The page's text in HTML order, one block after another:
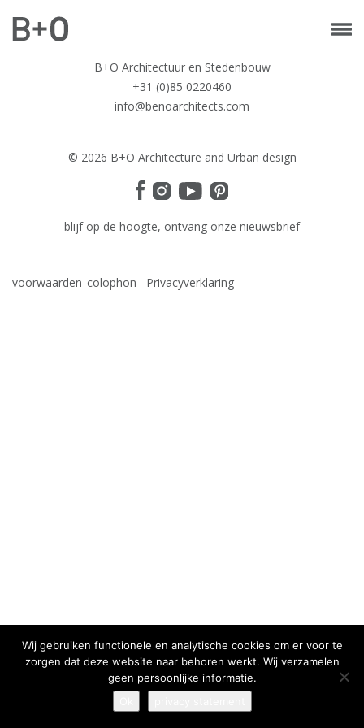
B+O Architectuur en Stedenbouw
+31 (0)85 0220460
info@benoarchitects.com
© 2026 B+O Architecture and Urban design
blijf op de hoogte, ontvang onze nieuwsbrief
voorwaarden colophon Privacyverklaring
Wij gebruiken functionele en analytische cookies om er voor te
zorgen dat deze website naar behoren werkt. Wij verzamelen
geen persoonlijke informatie.